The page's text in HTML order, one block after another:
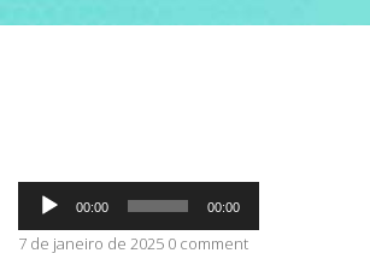
Tocador
áudio
00:00 00:00
7 de janeiro de 2025 0 comment